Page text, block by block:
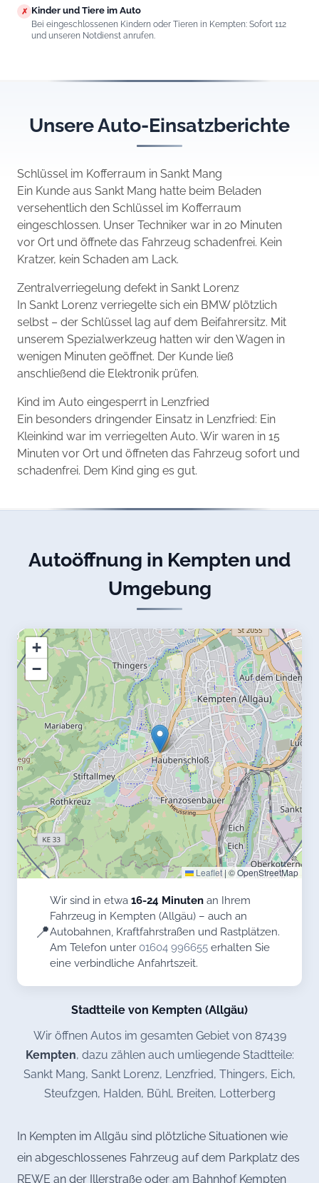
✗ Kinder und Tiere im Auto
Bei eingeschlossenen Kindern oder Tieren in Kempten: Sofort 112
und unseren Notdienst anrufen.
Unsere Auto-Einsatzberichte
Schlüssel im Kofferraum in Sankt Mang
Ein Kunde aus Sankt Mang hatte beim Beladen
versehentlich den Schlüssel im Kofferraum
eingeschlossen. Unser Techniker war in 20 Minuten
vor Ort und öffnete das Fahrzeug schadenfrei. Kein
Kratzer, kein Schaden am Lack.
Zentralverriegelung defekt in Sankt Lorenz
In Sankt Lorenz verriegelte sich ein BMW plötzlich
selbst – der Schlüssel lag auf dem Beifahrersitz. Mit
unserem Spezialwerkzeug hatten wir den Wagen in
wenigen Minuten geöffnet. Der Kunde ließ
anschließend die Elektronik prüfen.
Kind im Auto eingesperrt in Lenzfried
Ein besonders dringender Einsatz in Lenzfried: Ein
Kleinkind war im verriegelten Auto. Wir waren in 15
Minuten vor Ort und öffneten das Fahrzeug sofort und
schadenfrei. Dem Kind ging es gut.
Autoöffnung in Kempten und
Umgebung
+
−
Leaflet| © OpenStreetMap
📍
Wir sind in etwa 16-24 Minuten an Ihrem
Fahrzeug in Kempten (Allgäu) – auch an
Autobahnen, Kraftfahrstraßen und Rastplätzen.
Am Telefon unter 01604 996655 erhalten Sie
eine verbindliche Anfahrtszeit.
Stadtteile von Kempten (Allgäu)
Wir öffnen Autos im gesamten Gebiet von 87439
Kempten, dazu zählen auch umliegende Stadtteile:
Sankt Mang, Sankt Lorenz, Lenzfried, Thingers, Eich,
Steufzgen, Halden, Bühl, Breiten, Lotterberg
In Kempten im Allgäu sind plötzliche Situationen wie
ein abgeschlossenes Fahrzeug auf dem Parkplatz des
REWE an der Illerstraße oder am Bahnhof Kempten